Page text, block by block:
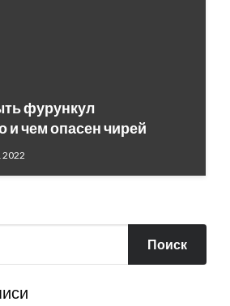
фурункул
и чем опасен чирей
2022
Поиск